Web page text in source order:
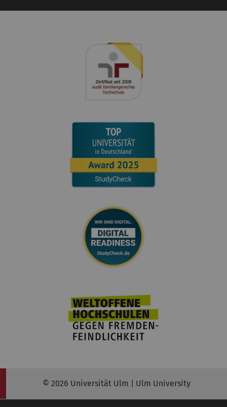
© 2026 Universität Ulm | Ulm University